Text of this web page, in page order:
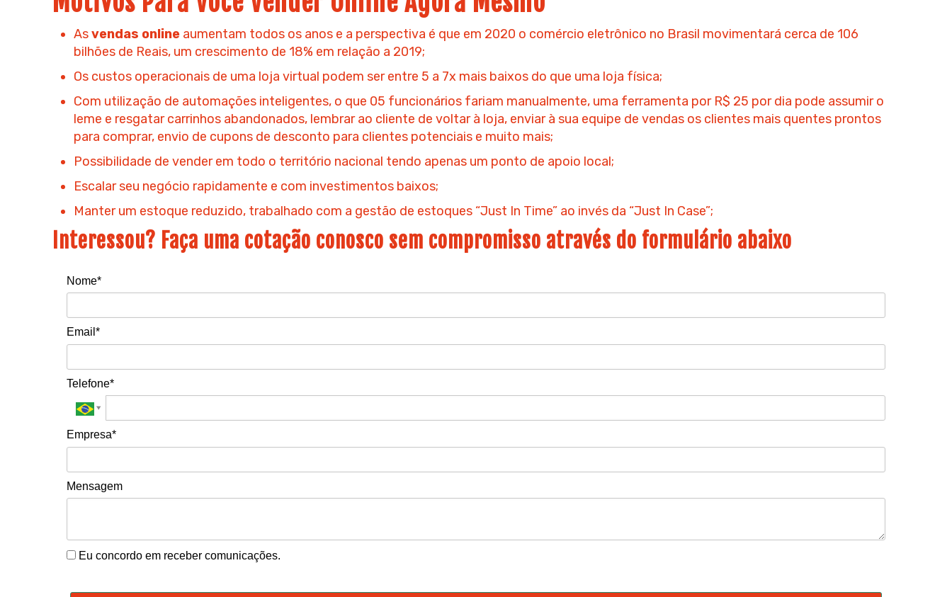
Asvendas online aumentam todos os anos e a perspectiva é que em 2020 o comércio eletrônico no Brasil movimentará cerca de 106
bilhões de Reais, um crescimento de 18% em relação a 2019;
Os custos operacionais de uma loja virtual podem ser entre 5 a 7x mais baixos do que uma loja física;
Com utilização de automações inteligentes, o que 05 funcionários fariam manualmente, uma ferramenta por R$ 25 por dia pode assumir o
leme e resgatar carrinhos abandonados, lembrar ao cliente de voltar à loja, enviar à sua equipe de vendas os clientes mais quentes prontos
para comprar, envio de cupons de desconto para clientes potenciais e muito mais;
Possibilidade de vender em todo o território nacional tendo apenas um ponto de apoio local;
Escalar seu negócio rapidamente e com investimentos baixos;
Manter um estoque reduzido, trabalhado com a gestão de estoques “Just In Time” ao invés da “Just In Case”;
Interessou? Faça uma cotação conosco sem compromisso através do formulário abaixo
Nome*
Email*
Telefone*
Empresa*
Mensagem
Eu concordo em receber comunicações.